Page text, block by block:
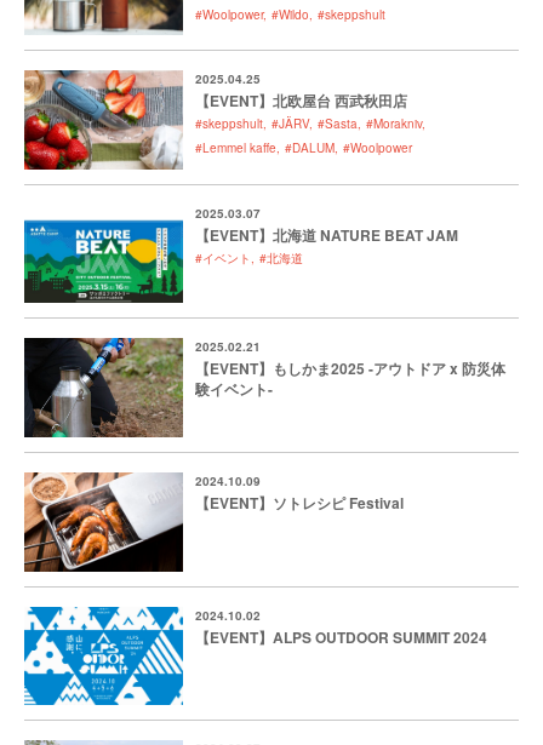
#Woolpower #Wildo #skeppshult
2025.04.25
【EVENT】北欧屋台 西武秋田店
#skeppshult #JÄRV #Sasta #Morakniv
#Lemmel kaffe #DALUM #Woolpower
2025.03.07
【EVENT】北海道 NATURE BEAT JAM
#イベント #北海道
2025.02.21
【EVENT】もしかま2025 -アウトドア x 防災体
験イベント-
2024.10.09
【EVENT】ソトレシピ Festival
2024.10.02
【EVENT】ALPS OUTDOOR SUMMIT 2024